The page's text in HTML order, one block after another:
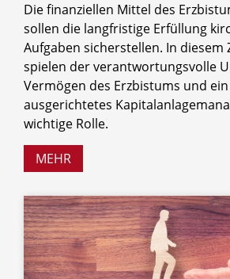
Die finanziellen Mittel des
sollen die langfristige Erfüllung
Aufgaben sicherstellen. In diesem
spielen der verantwortungsvolle
Vermögen des Erzbistums und
ausgerichtetes
wichtige Rolle.
MEHR